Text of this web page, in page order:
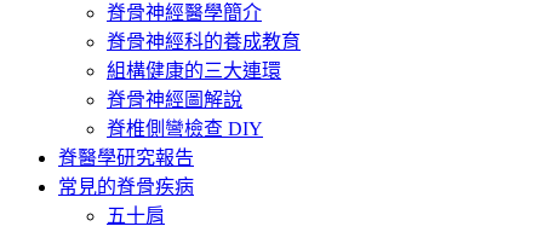
脊骨神經醫學簡介
脊骨神經科的養成教育
組構健康的三大連環
脊骨神經圖解說
脊椎側彎檢查 DIY
脊醫學研究報告
常見的脊骨疾病
五十肩